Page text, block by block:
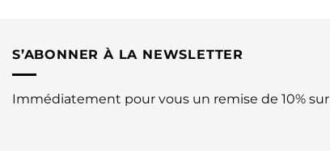
S’ABONNER À LA NEWSLETTER
Immédiatement pour vous un remise de 10%